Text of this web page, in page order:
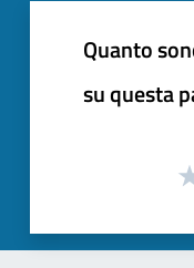
Quanto
su questa